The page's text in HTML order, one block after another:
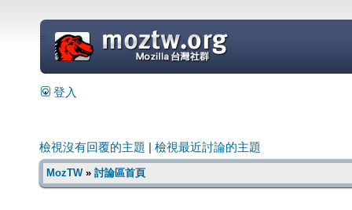
=
登入
檢視沒有回覆的主題 檢視最近討論的主題
MozTW» 討論區首頁